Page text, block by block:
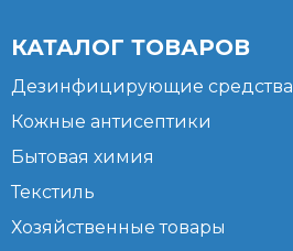
КАТАЛОГ ТОВАРОВ
Дезинфицирующие средства
Кожные антисептики
Бытовая химия
Текстиль
Хозяйственные товары